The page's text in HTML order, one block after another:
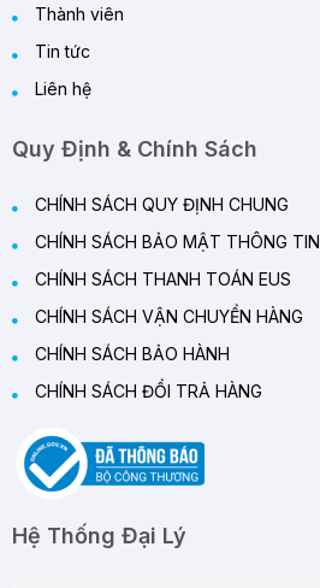
Thành viên
Tin tức
Liên hệ
Quy Định & Chính Sách
CHÍNH SÁCH QUY ĐỊNH CHUNG
CHÍNH SÁCH BẢO MẬT THÔNG TIN
CHÍNH SÁCH THANH TOÁN EUS
CHÍNH SÁCH VẬN CHUYỂN HÀNG
CHÍNH SÁCH BẢO HÀNH
CHÍNH SÁCH ĐỔI TRẢ HÀNG
Hệ Thống Đại Lý